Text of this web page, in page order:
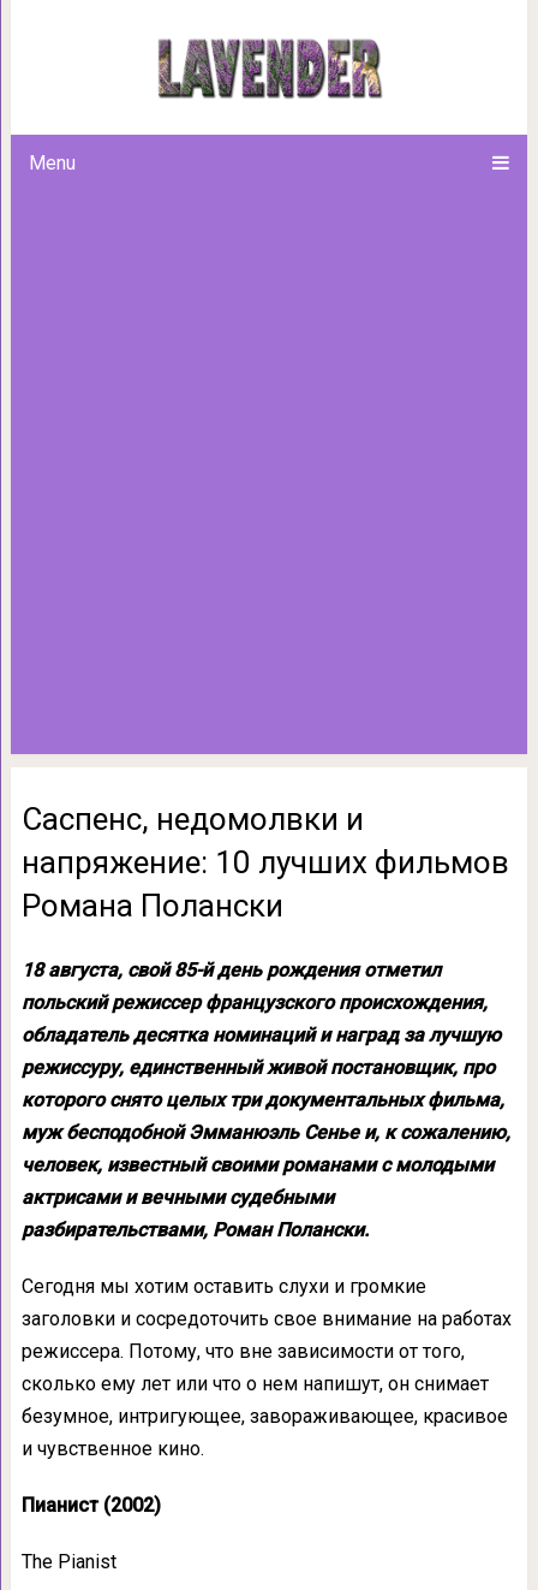
Menu
Саспенс, недомолвки и
Саспенс, недомолвки и
напряжение: 10 лучших фильмов
Романа Полански
18 августа, свой 85-й день рождения отметил
польский режиссер французского происхождения,
обладатель десятка номинаций и наград за лучшую
режиссуру, единственный живой постановщик, про
которого снято целых три документальных фильма,
муж бесподобной Эмманюэль Сенье и, к сожалению,
человек, известный своими романами с молодыми
актрисами и вечными судебными
разбирательствами, Роман Полански.
Сегодня мы хотим оставить слухи и громкие
заголовки и сосредоточить свое внимание на работах
режиссера. Потому, что вне зависимости от того,
сколько ему лет или что о нем напишут, он снимает
безумное, интригующее, завораживающее, красивое
и чувственное кино.
Пианист (2002)
The Pianist